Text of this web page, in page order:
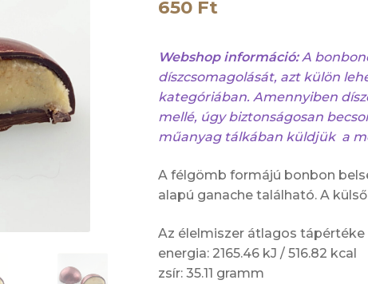
650 Ft
Webshop információ:A
díszcsomagolását, azt külön
kategóriában. Amennyiben
mellé, úgy biztonságosan
műanyag tálkában küldjük a
A félgömb formájú bonbon
alapú ganache található. A
Az élelmiszer átlagos
energia: 2165.46 kJ / 516.82 kcal
zsír: 35.11 gramm